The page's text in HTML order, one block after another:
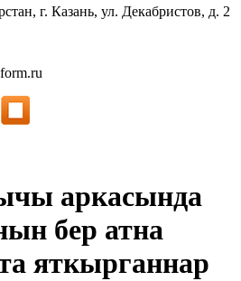
г. Казань, ул. Декабристов, д. 2
аркасында
бер атна
яткырганнар